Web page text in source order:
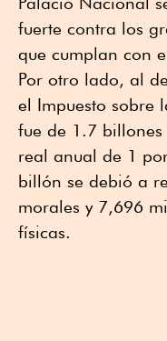
fuerte contra los
que cumplan con
Por otro lado, al
el Impuesto sobre
fue de 1.7 billones
real anual de 1
billón se debió a
morales y 7,696
físicas.